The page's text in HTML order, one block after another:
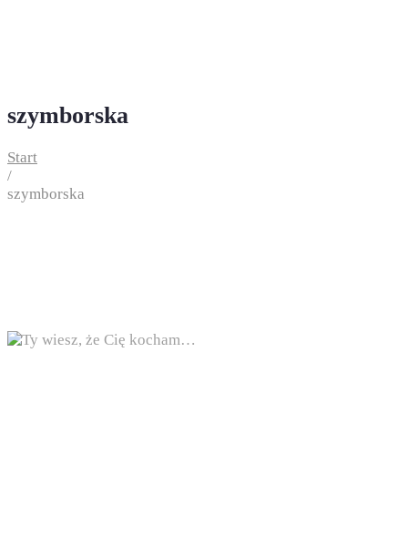
szymborska
Start
/
szymborska